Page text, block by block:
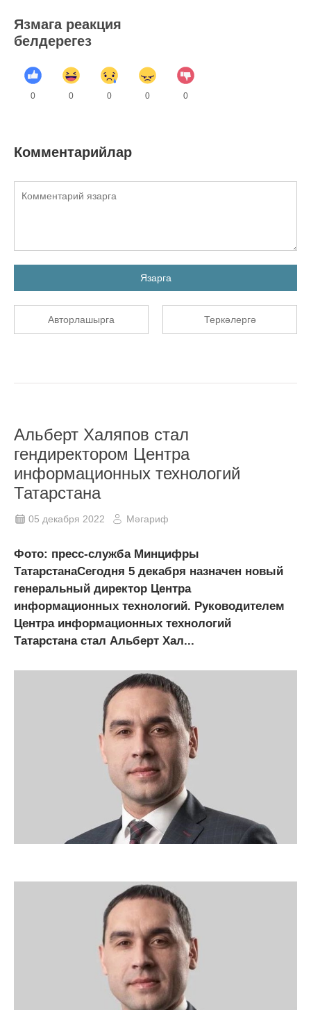
Язмага реакция
белдерегез
0 0 0 0 0
Комментарийлар
Язарга
Авторлашырга Теркәлергә
Альберт Халяпов стал
гендиректором Центра
информационных технологий
Татарстана
05 декабря 2022 Мәгариф
Фото: пресс-служба Минцифры
ТатарстанаСегодня 5 декабря назначен новый
генеральный директор Центра
информационных технологий. Руководителем
Центра информационных технологий
Татарстана стал Альберт Хал...